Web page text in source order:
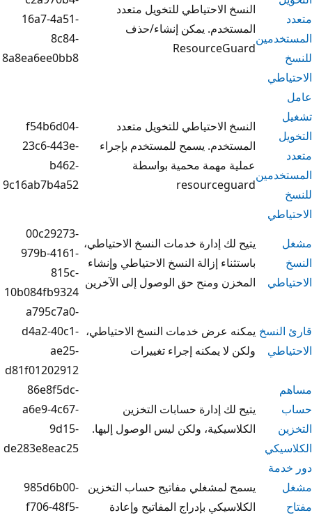
للتخويل متعدد
يمكن إنشاء/حذف
16a7-4a51-
8c84-
للتخويل متعدد
يسمح للمستخدم بإجراء
مهمة محمية بواسطة
f54b6d04-
23c6-443e-
b462-
إدارة خدمات النسخ الاحتياطي،
إزالة النسخ الاحتياطي وإنشاء
ومنح حق الوصول إلى الآخرين
979b-4161-
815c-
10b084fb9324
عرض خدمات النسخ الاحتياطي،
يمكنه إجراء تغييرات
d4a2-40c1-
ae25-
إدارة حسابات التخزين
ولكن ليس الوصول إليها.
a6e9-4c67-
9d15-
مفاتيح حساب التخزين
بإدراج المفاتيح وإعادة
985d6b00-
f706-48f5-